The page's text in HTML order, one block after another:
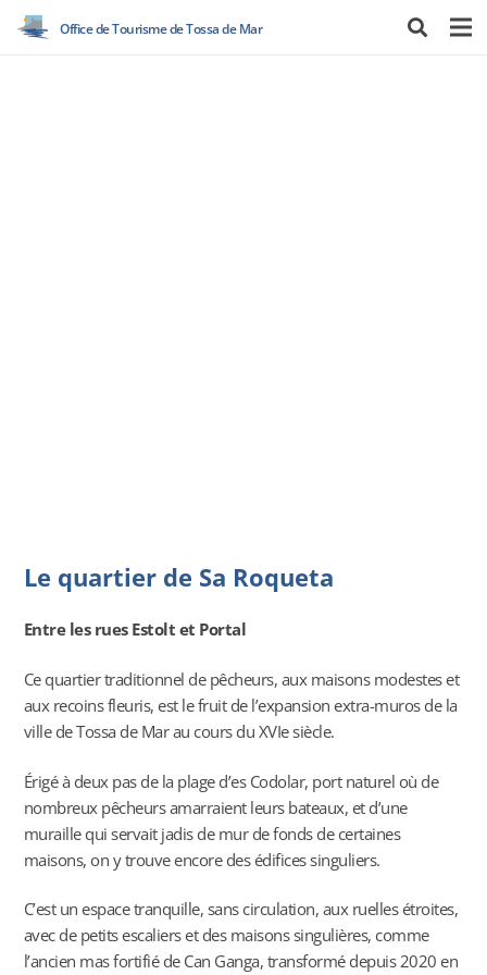
Office de Tourisme de Tossa de Mar
Le quartier de Sa Roqueta
Entre les rues Estolt et Portal
Ce quartier traditionnel de pêcheurs, aux maisons modestes et
aux recoins fleuris, est le fruit de l’expansion extra-muros de la
ville de Tossa de Mar au cours du XVIe siècle.
Érigé à deux pas de la plage d’es Codolar, port naturel où de
nombreux pêcheurs amarraient leurs bateaux, et d’une
muraille qui servait jadis de mur de fonds de certaines
maisons, on y trouve encore des édifices singuliers.
C’est un espace tranquille, sans circulation, aux ruelles étroites,
avec de petits escaliers et des maisons singulières, comme
l’ancien mas fortifié de Can Ganga, transformé depuis 2020 en